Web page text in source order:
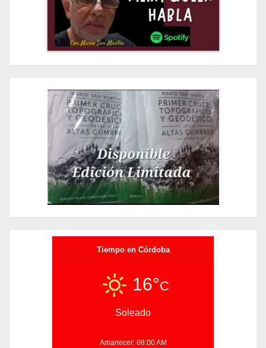
Tiempo en Córdoba
16°C
Soleado
Amanecer: 08:00 AM